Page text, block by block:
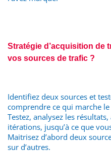
Stratégie d’acquisition de
vos sources de trafic ?
Identifiez deux sources et
comprendre ce qui marche
Testez, analysez les
itérations, jusqu’à ce que
Maitrisez d’abord deux
sur d’autres.